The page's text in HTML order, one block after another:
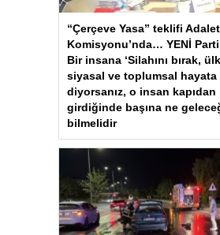
“Çerçeve Yasa” teklifi Adalet
Komisyonu’nda… YENİ
Bir insana ‘Silahını bırak,
siyasal ve toplumsal hayata
diyorsanız, o insan kapıdan
girdiğinde başına ne
bilmelidir